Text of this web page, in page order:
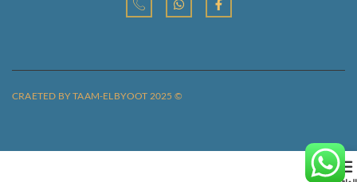
© CRAETED BY TAAM-ELBYOOT 2025
0